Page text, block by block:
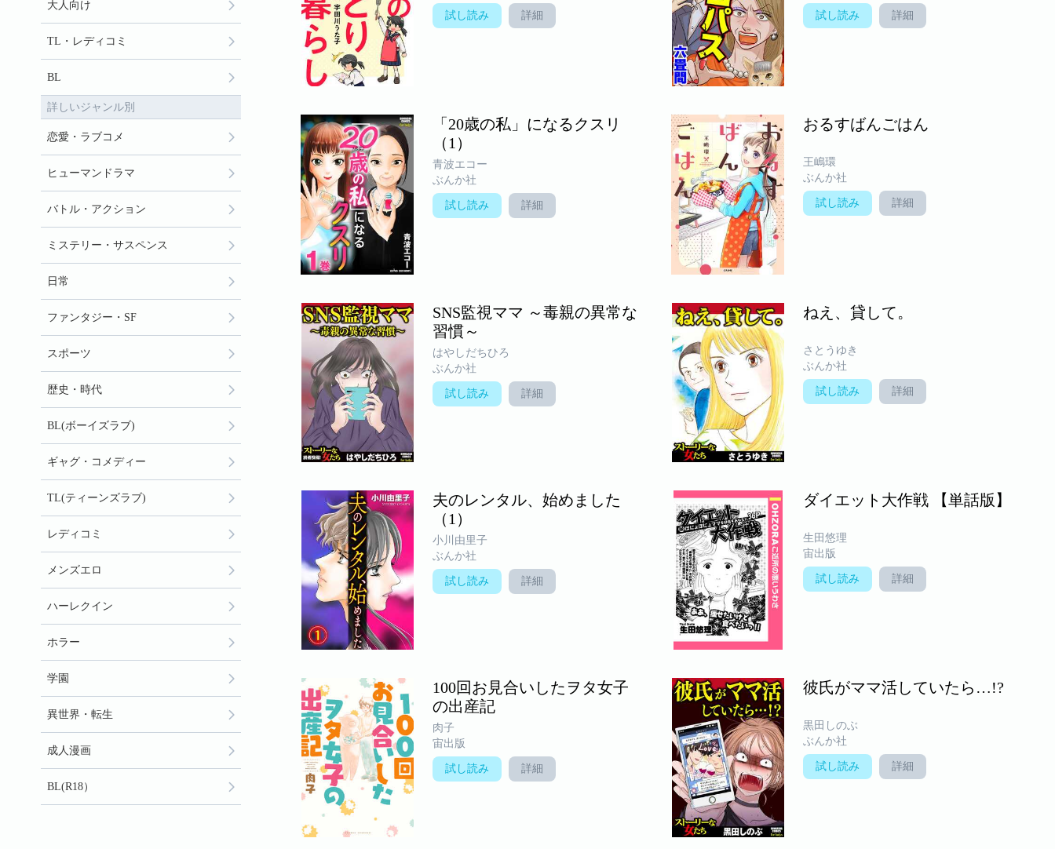
試し読み 詳細 試し読み 詳細
「20歳の私」になるクスリ
（1）
青波エコー
ぶんか社
試し読み 詳細
おるすばんごはん
王嶋環
ぶんか社
試し読み 詳細
SNS監視ママ ～毒親の異常な
習慣～
はやしだちひろ
ぶんか社
試し読み 詳細
ねえ、貸して。
さとうゆき
ぶんか社
試し読み 詳細
夫のレンタル、始めました
（1）
小川由里子
ぶんか社
試し読み 詳細
ダイエット大作戦 【単話版】
生田悠理
宙出版
試し読み 詳細
100回お見合いしたヲタ女子
の出産記
肉子
宙出版
試し読み 詳細
彼氏がママ活していたら…!?
黒田しのぶ
ぶんか社
試し読み 詳細
大人向け
TL・レディコミ
BL
詳しいジャンル別
恋愛・ラブコメ
ヒューマンドラマ
バトル・アクション
ミステリー・サスペンス
日常
ファンタジー・SF
スポーツ
歴史・時代
BL(ボーイズラブ)
ギャグ・コメディー
TL(ティーンズラブ)
レディコミ
メンズエロ
ハーレクイン
ホラー
学園
異世界・転生
成人漫画
BL(R18）